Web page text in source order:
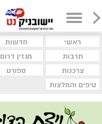
ראשי חדשות
תרבות
מגזין דרום
צרכנות
ספורט
טיפים והמלצות